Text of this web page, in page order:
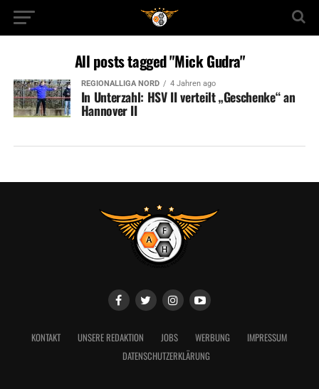
All posts tagged "Mick Gudra"
REGIONALLIGA NORD 4 Jahren ago
In Unterzahl: HSV II verteilt „Geschenke“ an
Hannover II
KONTAKT UNSERE REDAKTION JOBS WERBUNG
IMPRESSUM
DATENSCHUTZERKLÄRUNG